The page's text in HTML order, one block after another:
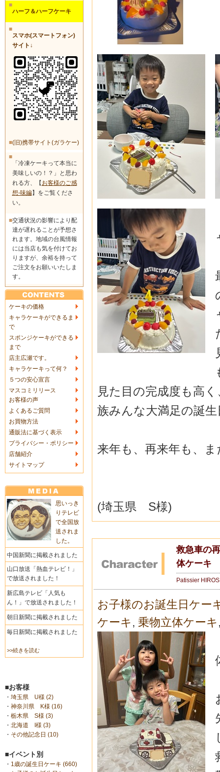
■
ハーフ＆ハーフケーキ
■
スマホ(スマートフォン)
サイト↓
■(旧)携帯サイト(ガラケー)
■
「冷凍ケーキって本当に
美味しいの！？」と思わ
れる方、【 お客様のご感
想-味編】をご覧くださ
い。
■交通状況の影響により配
達が遅れることが予想さ
れます。地域の台風情報
には当店も気を付けてお
りますが、余裕を持って
ご注文をお願いいたしま
す。
ケーキの価格
キャラケーキができるま
で
スポンジケーキができる
まで
店主広瀬です。
キャラケーキって何？
５つの安心宣言
マスコミリリース
お客様の声
よくあるご質問
お買物方法
通販法に基づく表示
プライバシー・ポリシー
店舗紹介
サイトマップ
思いっき
りテレビ
で全国放
送されま
した。
中国新聞に掲載されました
山口放送「熱血テレビ！」
で放送されました！
新広島テレビ「人気も
ん！」で放送されました！
朝日新聞に掲載されました
毎日新聞に掲載されました
>>続きを読む
■お客様
・ 埼玉県 U様 (2)
・ 神奈川県 K様 (16)
・ 栃木県 S様 (3)
・ 北海道 I様 (3)
・ その他記念日 (10)
■イベント別
・ 1歳の誕生日ケーキ (660)
見た目の完成度も高
族みんな大満足の誕
来年も、再来年も、
(埼玉県 S様)
救急車の
体ケーキ
Patissier
お子様のお誕生日ケー
ケーキ , 乗物立体ケーキ